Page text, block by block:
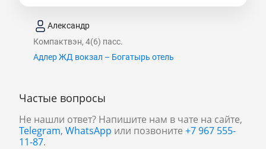
Александр
Компактвэн, 4(6) пасс.
Адлер ЖД вокзал – Богатырь отель
Частые вопросы
Не нашли ответ? Напишите нам в чате на сайте,
Telegram, WhatsApp или позвоните +7 967 555-
11-87.